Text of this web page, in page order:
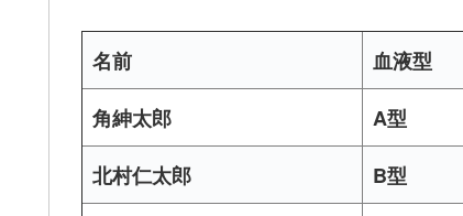
名前 血液型
角紳太郎
A型
北村仁太郎
B型